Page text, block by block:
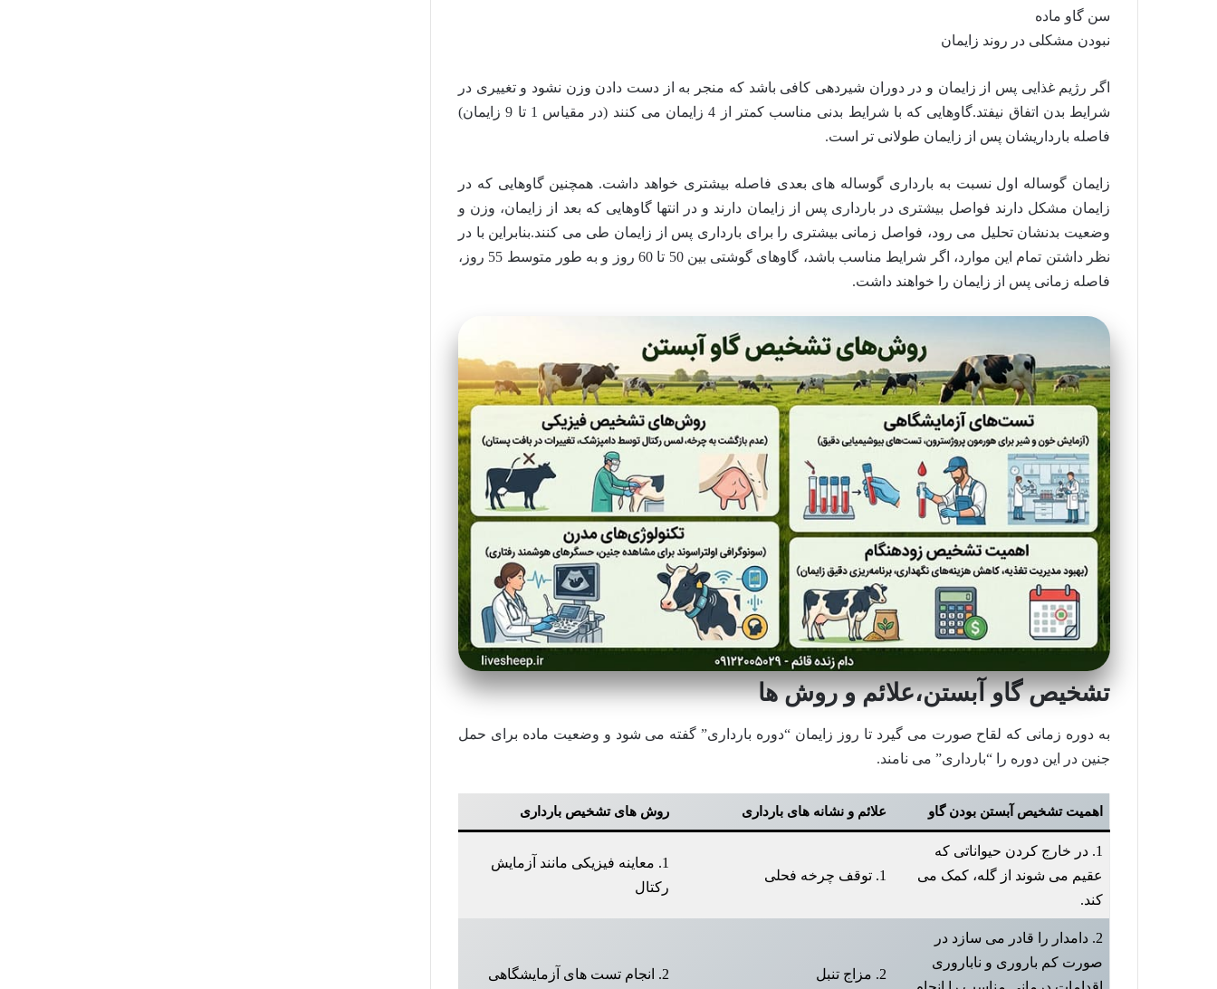
سن گاو ماده
نبودن مشکلی در روند زایمان
اگر رژیم غذایی پس از زایمان و در دوران شیردهی کافی باشد که منجر به از دست دادن وزن نشود و تغییری در
شرایط بدن اتفاق نیفتد.گاوهایی که با شرایط بدنی مناسب کمتر از 4 زایمان می کنند (در مقیاس 1 تا 9 زایمان)
فاصله بارداریشان پس از زایمان طولانی تر است.
زایمان گوساله اول نسبت به بارداری گوساله های بعدی فاصله بیشتری خواهد داشت. همچنین گاوهایی که در
زایمان مشکل دارند فواصل بیشتری در بارداری پس از زایمان دارند و در انتها گاوهایی که بعد از زایمان، وزن و
وضعیت بدنشان تحلیل می رود، فواصل زمانی بیشتری را برای بارداری پس از زایمان طی می کنند.بنابراین با در
نظر داشتن تمام این موارد، اگر شرایط مناسب باشد، گاوهای گوشتی بین 50 تا 60 روز و به طور متوسط 55 روز،
فاصله زمانی پس از زایمان را خواهند داشت.
تشخیص گاو آبستن،علائم و روش ها
به دوره زمانی که لقاح صورت می گیرد تا روز زایمان “دوره بارداری” گفته می شود و وضعیت ماده برای حمل
جنین در این دوره را “بارداری” می نامند.
اهمیت تشخیص آبستن بودن گاو علائم و نشانه های بارداری روش های تشخیص بارداری
1. در خارج کردن حیواناتی که
عقیم می شوند از گله، کمک می
کند.
1. توقف چرخه فحلی
1. معاینه فیزیکی مانند آزمایش
رکتال
2. دامدار را قادر می سازد در
صورت کم باروری و ناباروری
2. مزاج تنبل 2. انجام تست های آزمایشگاهی